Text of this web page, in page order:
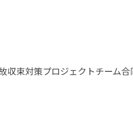
束対策プロジェクトチーム合